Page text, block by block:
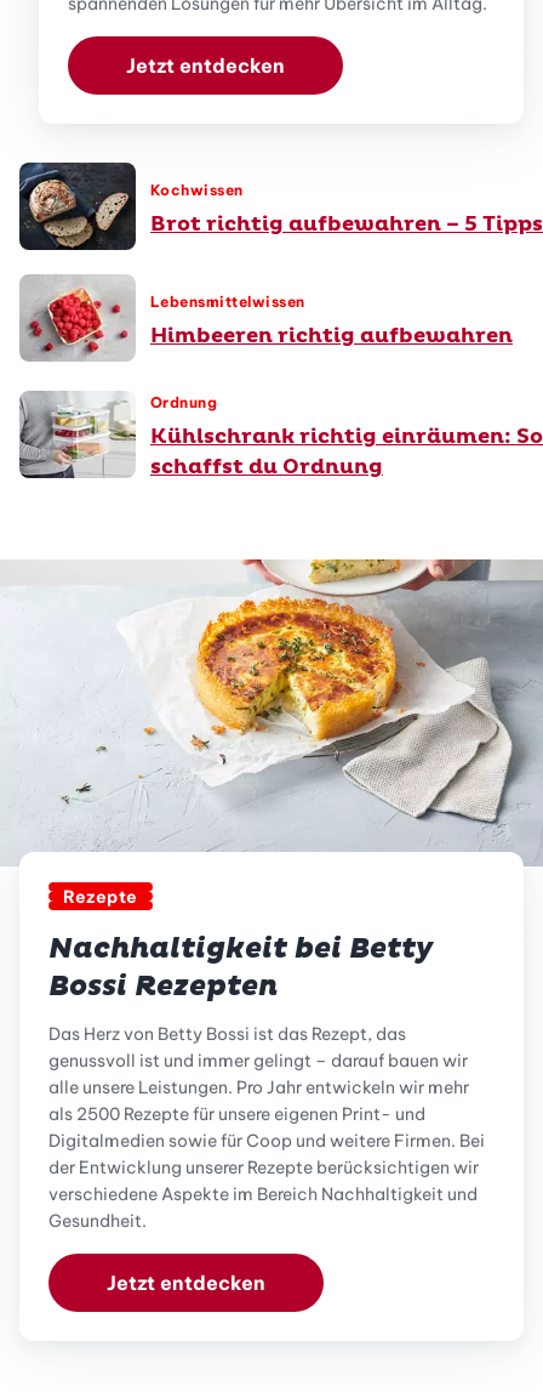
Jetzt entdecken
Kochwissen
Brot richtig aufbewahren – 5 Tipps
Lebensmittelwissen
Himbeeren richtig aufbewahren
Ordnung
Kühlschrank richtig einräumen: So
schaffst du Ordnung
Rezepte
Nachhaltigkeit bei Betty
Bossi Rezepten
Das Herz von Betty Bossi ist das Rezept, das
genussvoll ist und immer gelingt – darauf bauen wir
alle unsere Leistungen. Pro Jahr entwickeln wir mehr
als 2500 Rezepte für unsere eigenen Print- und
Digitalmedien sowie für Coop und weitere Firmen. Bei
der Entwicklung unserer Rezepte berücksichtigen wir
verschiedene Aspekte im Bereich Nachhaltigkeit und
Gesundheit.
Jetzt entdecken